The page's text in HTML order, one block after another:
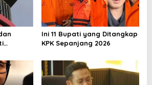
Ini 11 Bupati yang Ditangkap
KPK Sepanjang 2026